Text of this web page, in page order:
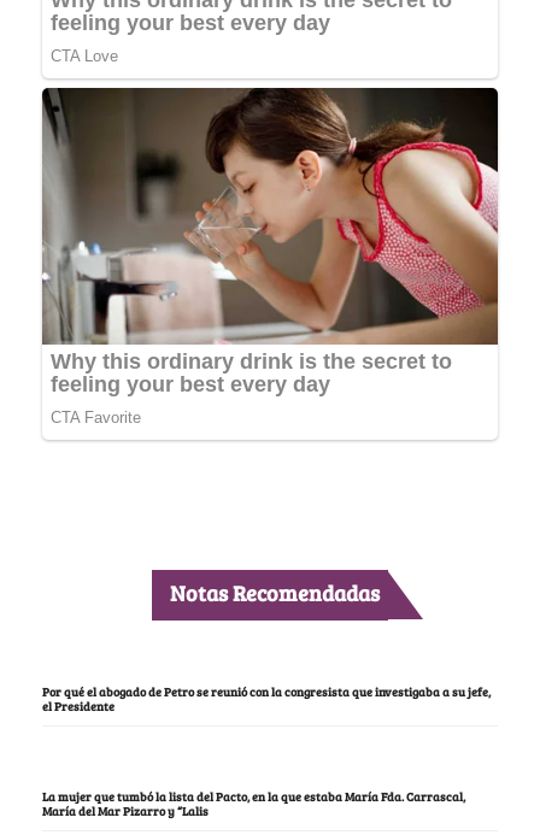
Notas Recomendadas
Por qué el abogado de Petro se reunió con la congresista que investigaba a su jefe,
el Presidente
La mujer que tumbó la lista del Pacto, en la que estaba María Fda. Carrascal,
María del Mar Pizarro y “Lalis